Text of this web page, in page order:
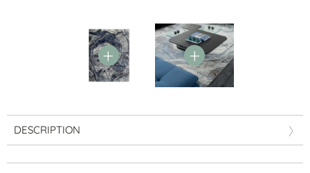
PAR FORME
Canapés avec méridienne
DESCRIPTION